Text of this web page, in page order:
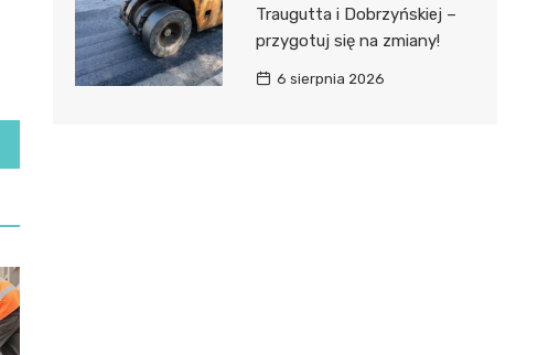
Traugutta i Dobrzyńskiej –
przygotuj się na zmiany!
6 sierpnia 2026